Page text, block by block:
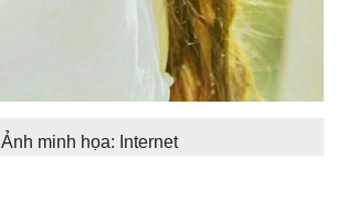
Ảnh minh họa: Internet